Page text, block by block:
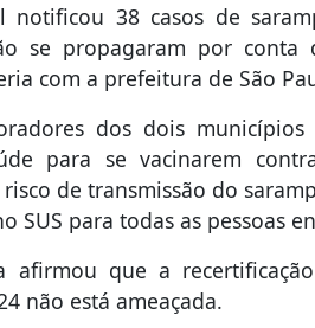
notificou 38 casos de
se propagaram por conta
com a prefeitura de São
dos dois
para se vacinarem
de transmissão do
SUS para todas as pessoas
afirmou que a
não está ameaçada.